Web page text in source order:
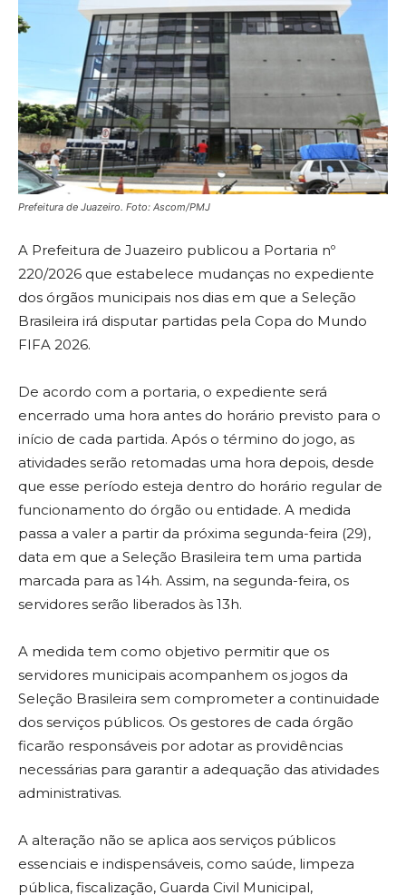
Prefeitura de Juazeiro. Foto: Ascom/PMJ
A Prefeitura de Juazeiro publicou a Portaria nº
220/2026 que estabelece mudanças no expediente
dos órgãos municipais nos dias em que a Seleção
Brasileira irá disputar partidas pela Copa do Mundo
FIFA 2026.
De acordo com a portaria, o expediente será
encerrado uma hora antes do horário previsto para o
início de cada partida. Após o término do jogo, as
atividades serão retomadas uma hora depois, desde
que esse período esteja dentro do horário regular de
funcionamento do órgão ou entidade. A medida
passa a valer a partir da próxima segunda-feira (29),
data em que a Seleção Brasileira tem uma partida
marcada para as 14h. Assim, na segunda-feira, os
servidores serão liberados às 13h.
A medida tem como objetivo permitir que os
servidores municipais acompanhem os jogos da
Seleção Brasileira sem comprometer a continuidade
dos serviços públicos. Os gestores de cada órgão
ficarão responsáveis por adotar as providências
necessárias para garantir a adequação das atividades
administrativas.
A alteração não se aplica aos serviços públicos
essenciais e indispensáveis, como saúde, limpeza
pública, fiscalização, Guarda Civil Municipal,